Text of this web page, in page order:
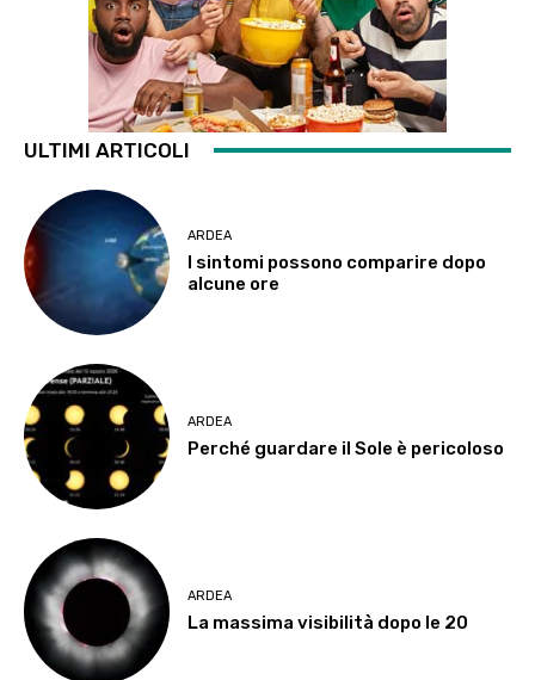
ULTIMI ARTICOLI
ARDEA
I sintomi possono comparire dopo
alcune ore
ARDEA
Perché guardare il Sole è pericoloso
ARDEA
La massima visibilità dopo le 20